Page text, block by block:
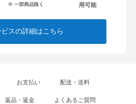
※ 一部商品除く
用可能
スの詳細はこちら
お支払い 配送・送料
返品・返金 よくあるご質問